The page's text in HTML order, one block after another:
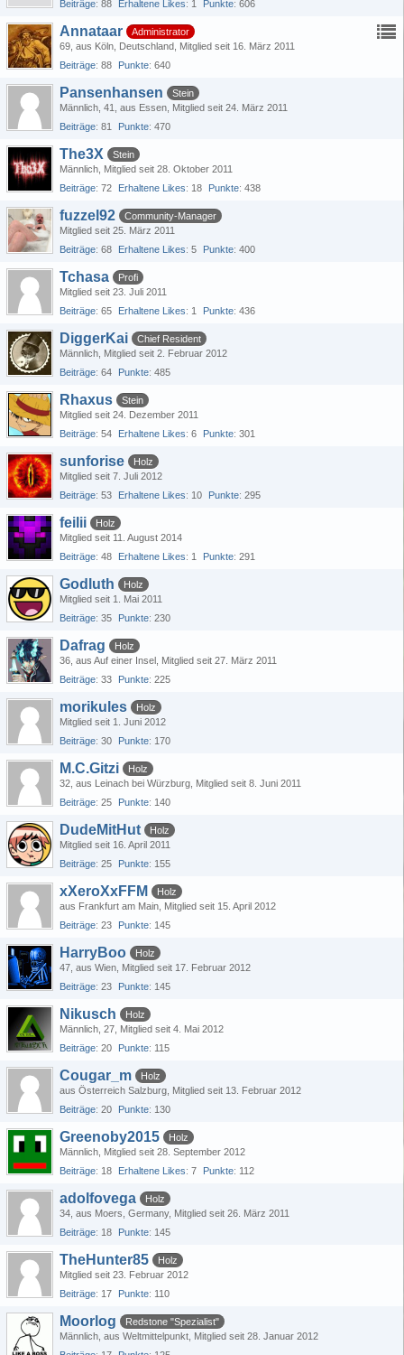
Beiträge 88 Erhaltene Likes 1 Punkte 606
Annataar
Administrator
69 aus Köln, Deutschland Mitglied seit 16. März 2011
Beiträge 88 Punkte 640
Pansenhansen
Stein
Männlich 41 aus Essen Mitglied seit 24. März 2011
Beiträge 81 Punkte 470
The3X
Stein
Männlich Mitglied seit 28. Oktober 2011
Beiträge 72 Erhaltene Likes 18 Punkte 438
fuzzel92
Community-Manager
Mitglied seit 25. März 2011
Beiträge 68 Erhaltene Likes 5 Punkte 400
Tchasa
Profi
Mitglied seit 23. Juli 2011
Beiträge 65 Erhaltene Likes 1 Punkte 436
DiggerKai
Chief Resident
Männlich Mitglied seit 2. Februar 2012
Beiträge 64 Punkte 485
Rhaxus
Stein
Mitglied seit 24. Dezember 2011
Beiträge 54 Erhaltene Likes 6 Punkte 301
sunforise
Holz
Mitglied seit 7. Juli 2012
Beiträge 53 Erhaltene Likes 10 Punkte 295
feilii
Holz
Mitglied seit 11. August 2014
Beiträge 48 Erhaltene Likes 1 Punkte 291
Godluth
Holz
Mitglied seit 1. Mai 2011
Beiträge 35 Punkte 230
Dafrag
Holz
36 aus Auf einer Insel Mitglied seit 27. März 2011
Beiträge 33 Punkte 225
morikules
Holz
Mitglied seit 1. Juni 2012
Beiträge 30 Punkte 170
M.C.Gitzi
Holz
32 aus Leinach bei Würzburg Mitglied seit 8. Juni 2011
Beiträge 25 Punkte 140
DudeMitHut
Holz
Mitglied seit 16. April 2011
Beiträge 25 Punkte 155
xXeroXxFFM
Holz
aus Frankfurt am Main Mitglied seit 15. April 2012
Beiträge 23 Punkte 145
HarryBoo
Holz
47 aus Wien Mitglied seit 17. Februar 2012
Beiträge 23 Punkte 145
Nikusch
Holz
Männlich 27 Mitglied seit 4. Mai 2012
Beiträge 20 Punkte 115
Cougar_m
Holz
aus Österreich Salzburg Mitglied seit 13. Februar 2012
Beiträge 20 Punkte 130
Greenoby2015
Holz
Männlich Mitglied seit 28. September 2012
Beiträge 18 Erhaltene Likes 7 Punkte 112
adolfovega
Holz
34 aus Moers, Germany Mitglied seit 26. März 2011
Beiträge 18 Punkte 145
TheHunter85
Holz
Mitglied seit 23. Februar 2012
Beiträge 17 Punkte 110
Moorlog
Redstone "Spezialist"
Männlich aus Weltmittelpunkt Mitglied seit 28. Januar 2012